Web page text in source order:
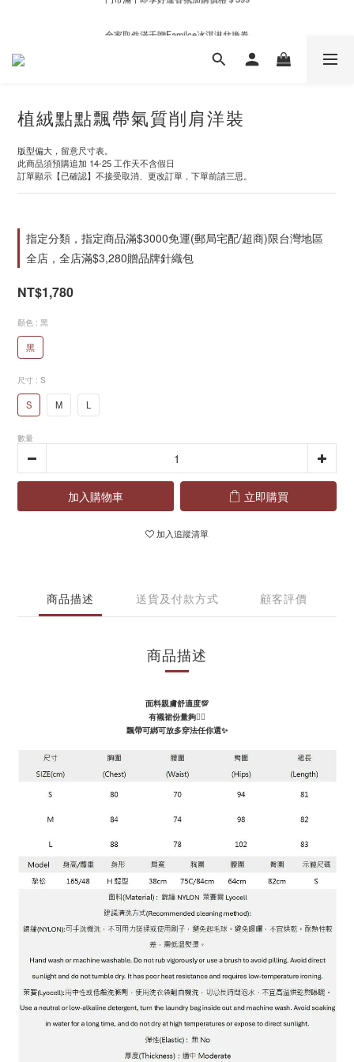
新自製款系列首批限時優惠｜單件95折，任兩件9折
植絨點點飄帶氣質削肩洋裝
版型偏大，留意尺寸表。
此商品須預購追加 14-25 工作天不含假日
訂單顯示【已確認】不接受取消、更改訂單，下單前請三思。
指定分類，指定商品滿$3000免運(郵局宅配/超商)限台灣地區
全店，全店滿$3,280贈品牌針織包
NT$1,780
顏色 : 黑
黑
尺寸 : S
S M L
數量
加入購物車 立即購買
加入追蹤清單
商品描述 送貨及付款方式 顧客評價
商品描述
面料親膚舒適度💯
有襯裙份量夠👍🏻
飄帶可綁可放多穿法任你選✨